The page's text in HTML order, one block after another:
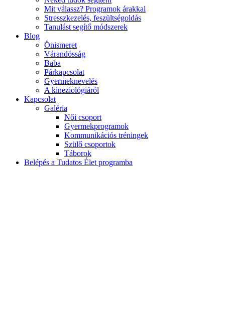
Mit válassz? Programok árakkal
Stresszkezelés, feszültségoldás
Tanulást segítő módszerek
Blog
Önismeret
Várandósság
Baba
Párkapcsolat
Gyermeknevelés
A kineziológiáról
Kapcsolat
Galéria
Női csoport
Gyermekprogramok
Kommunikációs tréningek
Szülő csoportok
Táborok
Belépés a Tudatos Élet programba